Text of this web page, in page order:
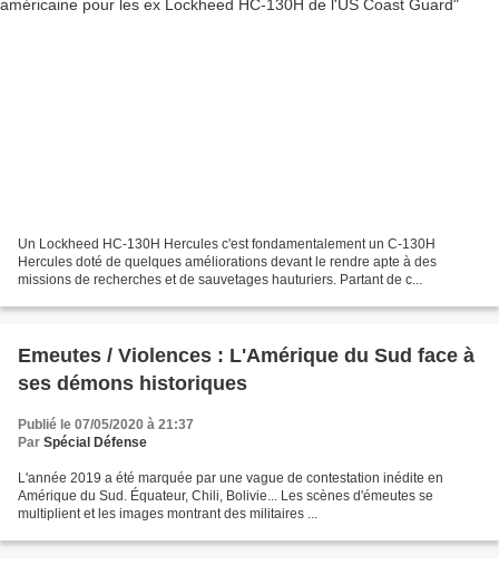
Un Lockheed HC-130H Hercules c'est fondamentalement un C-130H
Hercules doté de quelques améliorations devant le rendre apte à des
missions de recherches et de sauvetages hauturiers. Partant de c...
Emeutes / Violences : L'Amérique du Sud face à
ses démons historiques
Publié le 07/05/2020 à 21:37
Par Spécial Défense
L'année 2019 a été marquée par une vague de contestation inédite en
Amérique du Sud. Équateur, Chili, Bolivie... Les scènes d'émeutes se
multiplient et les images montrant des militaires ...